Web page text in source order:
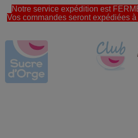
Notre service expédition est
Vos commandes seront expédiées